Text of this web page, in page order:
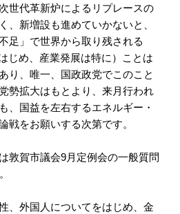
世代革新炉によるリプレースの
、新増設も進めていかないと、
足」で世界から取り残される
じめ、産業発展は特に）ことは
り、唯一、国政政党でこのこと
勢拡大はもとより、来月行われ
、国益を左右するエネルギー・
戦をお願いする次第です。
敦賀市議会9月定例会の一般質問
、外国人についてをはじめ、金